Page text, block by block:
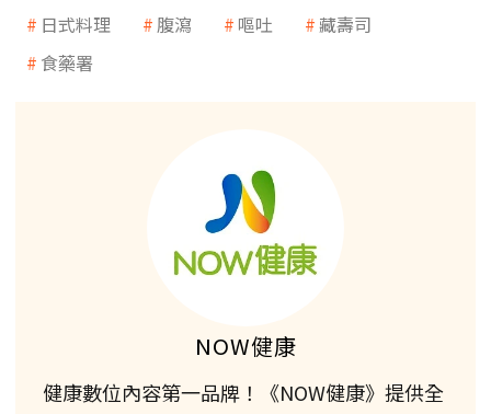
日式料理
腹瀉 嘔吐
藏壽司
食藥署
NOW健康
健康數位內容第一品牌！《NOW健康》提供全